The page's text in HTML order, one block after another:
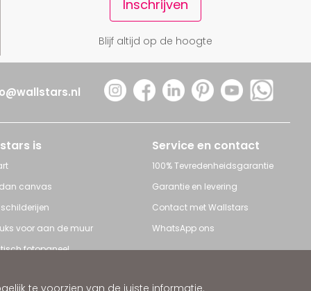
te voorzien van de juiste informatie.
Inschrijven
Blijf altijd op de hoogte
is
canvas
voor aan de muur
fotopaneel
Service en contact
100% Tevredenheidsgarantie
Garantie en levering
Contact met Wallstars
WhatsApp ons